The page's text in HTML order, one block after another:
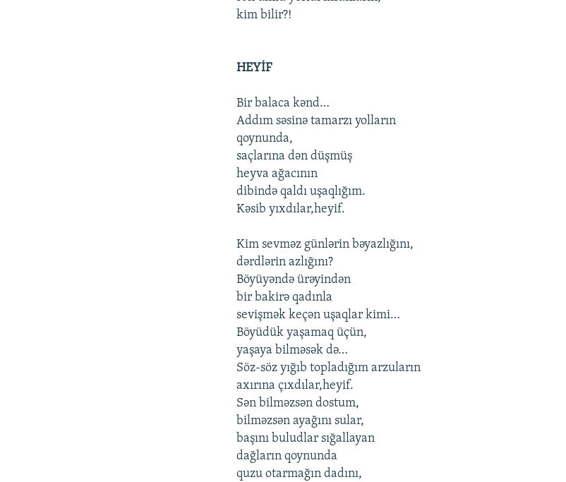
kim bilir?!
HEYİF
Bir balaca kənd…
Addım səsinə tamarzı yolların
qoynunda,
saçlarına dən düşmüş
heyva ağacının
dibində qaldı uşaqlığım.
Kəsib yıxdılar,heyif.
Kim sevməz günlərin bəyazlığını,
dərdlərin azlığını?
Böyüyəndə ürəyindən
bir bakirə qadınla
sevişmək keçən uşaqlar kimi…
Böyüdük yaşamaq üçün,
yaşaya bilməsək də…
Söz-söz yığıb topladığım arzuların
axırına çıxdılar,heyif.
Sən bilməzsən dostum,
bilməzsən ayağını sular,
başını buludlar sığallayan
dağların qoynunda
quzu otarmağın dadını,